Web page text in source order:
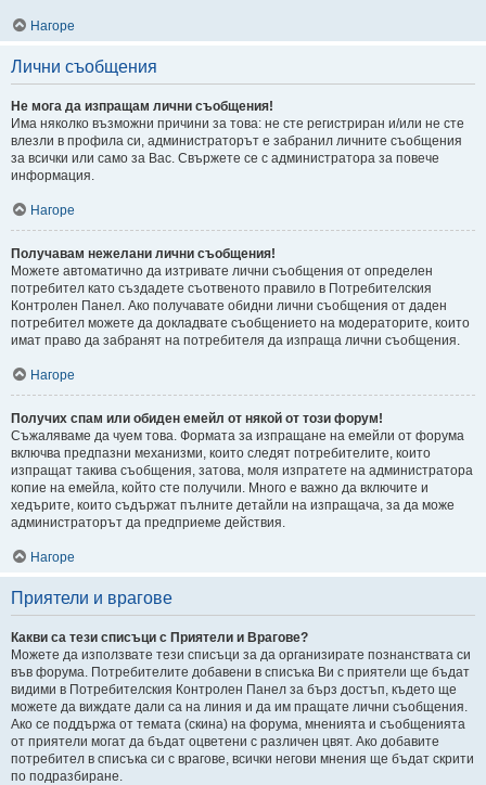
Нагоре
Лични съобщения
Не мога да изпращам лични съобщения!
Има няколко възможни причини за това: не сте регистриран и/или не сте
влезли в профила си, администраторът е забранил личните съобщения
за всички или само за Вас. Свържете се с администратора за повече
информация.
Нагоре
Получавам нежелани лични съобщения!
Можете автоматично да изтривате лични съобщения от определен
потребител като създадете съотвеното правило в Потребителския
Контролен Панел. Ако получавате обидни лични съобщения от даден
потребител можете да докладвате съобщението на модераторите, които
имат право да забранят на потребителя да изпраща лични съобщения.
Нагоре
Получих спам или обиден емейл от някой от този форум!
Съжаляваме да чуем това. Формата за изпращане на емейли от форума
включва предпазни механизми, които следят потребителите, които
изпращат такива съобщения, затова, моля изпратете на администратора
копие на емейла, който сте получили. Много е важно да включите и
хедърите, които съдържат пълните детайли на изпращача, за да може
администраторът да предприеме действия.
Нагоре
Приятели и врагове
Какви са тези списъци с Приятели и Врагове?
Можете да използвате тези списъци за да организирате познанствата си
във форума. Потребителите добавени в списъка Ви с приятели ще бъдат
видими в Потребителския Контролен Панел за бърз достъп, където ще
можете да виждате дали са на линия и да им пращате лични съобщения.
Ако се поддържа от темата (скина) на форума, мненията и съобщенията
от приятели могат да бъдат оцветени с различен цвят. Ако добавите
потребител в списъка си с врагове, всички негови мнения ще бъдат скрити
по подразбиране.